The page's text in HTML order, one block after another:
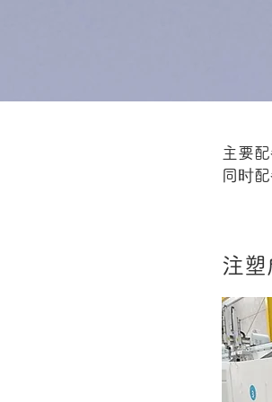
主要
同时
注